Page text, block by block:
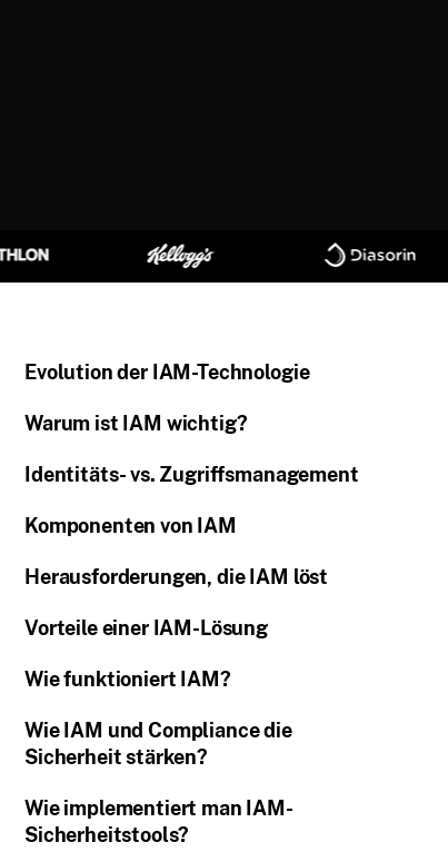
Evolution der IAM-Technologie
Warum ist IAM wichtig?
Identitäts- vs. Zugriffsmanagement
Komponenten von IAM
Herausforderungen, die IAM löst
Vorteile einer IAM-Lösung
Wie funktioniert IAM?
Wie IAM und Compliance die
Sicherheit stärken?
Wie implementiert man IAM-
Sicherheitstools?